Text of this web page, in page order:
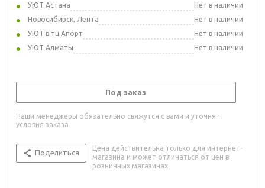
УЮТ Астана
Нет в наличии
Новосибирск, Лента
Нет в наличии
УЮТ в тц Апорт
Нет в наличии
УЮТ Алматы
Нет в наличии
Под заказ
Наши менеджеры обязательно свяжутся с вами и уточнят
условия заказа
Поделиться
Цена действительна только для интернет-
магазина и может отличаться от цен в
розничных магазинах